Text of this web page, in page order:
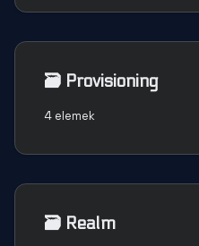
🗃️ Provisioning
4 elemek
🗃️ Realm